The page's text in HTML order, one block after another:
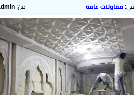
في:مقاولات عامة من: